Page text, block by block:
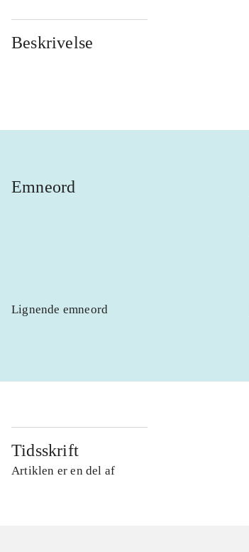
Beskrivelse
Emneord
Lignende emneord
Tidsskrift
Artiklen er en del af